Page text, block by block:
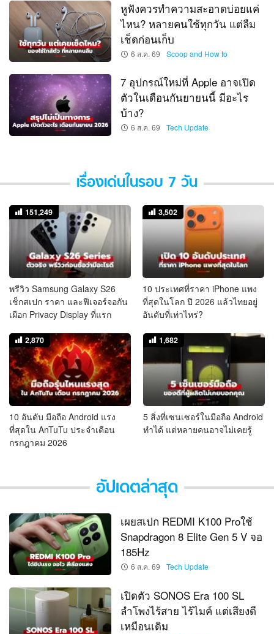
หูฟังควรทำความสะอาดบ่อยแค่
ไหน? หลายคนใช้ทุกวัน แต่ลืม
เช็ดก่อนเก็บ
6 ส.ค. 69 Scoop and How to
7 อุปกรณ์ใหม่ที่ Apple อาจเปิด
ตัวในเดือนกันยายนนี้ มีอะไร
บ้าง?
6 ส.ค. 69 Tech Update
เรื่องเด่นในรอบ 7 วัน
151,249
พรีวิว Samsung Galaxy S26
เช็กสเปก ราคา และฟีเจอร์จอกัน
เผือก Privacy Display ที่แรก
3,502
10 ประเทศที่ราคา iPhone แพง
ที่สุดในโลก ปี 2026 แล้วไทยอยู่
อันดับที่เท่าไหร่?
2,870
10 อันดับ มือถือ Android แรง
ที่สุดใน AnTuTu ประจำเดือน
กรกฎาคม 2026
1,682
5 สิ่งที่เซนเซอร์ในมือถือ Android
ทำได้ แต่หลายคนอาจไม่เคยรู้
อัปเดตล่าสุด
เผยสเปก REDMI K100 Proใช้
Snapdragon 8 Elite Gen 5 V จอ
185Hz
6 ส.ค. 69 Tech Update
เปิดตัว SONOS Era 100 SL
ลำโพงไร้สาย ไร้ไมค์ แต่เสียงดี
เหมือนเดิม